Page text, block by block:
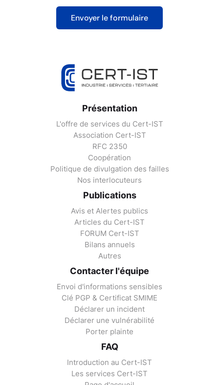
Présentation
L'offre de services du Cert-IST
Association Cert-IST
RFC 2350
Coopération
Politique de divulgation des failles
Nos interlocuteurs
Publications
Avis et Alertes publics
Articles du Cert-IST
FORUM Cert-IST
Bilans annuels
Autres
Contacter l'équipe
Envoi d'informations sensibles
Clé PGP & Certificat SMIME
Déclarer un incident
Déclarer une vulnérabilité
Porter plainte
FAQ
Introduction au Cert-IST
Les services Cert-IST